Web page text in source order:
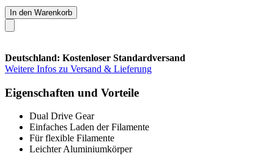
In den Warenkorb
Deutschland: Kostenloser Standardversand
Weitere Infos zu Versand & Lieferung
Eigenschaften und Vorteile
Dual Drive Gear
Einfaches Laden der Filamente
Für flexible Filamente
Leichter Aluminiumkörper